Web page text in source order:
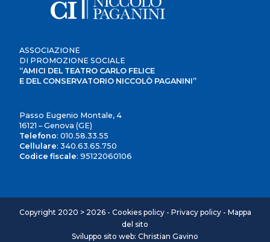
ASSOCIAZIONE
DI PROMOZIONE SOCIALE
“AMICI DEL TEATRO CARLO FELICE
E DEL CONSERVATORIO NICCOLÒ PAGANINI”
Passo Eugenio Montale, 4
16121 – Genova (GE)
Telefono:010.58.33.55
Cellulare:340.63.65.750
Codice fiscale: 95122060106
Copyright 2020 > 2026 - Cookies policy- Privacy policy- Mappa
del sito
Sviluppo sito web: Christian Gavino